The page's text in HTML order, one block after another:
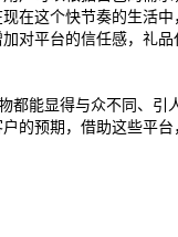
在这个快节奏的生活
对平台的信任感，礼
能显得与众不同、引
的预期，借助这些平